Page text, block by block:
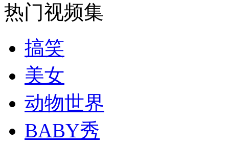
安徽一实载49人客车翻车
走！跟着总书记去植树
消防员救轻生者 花炮节热闹非凡
热门视频集
搞笑
美女
动物世界
BABY秀